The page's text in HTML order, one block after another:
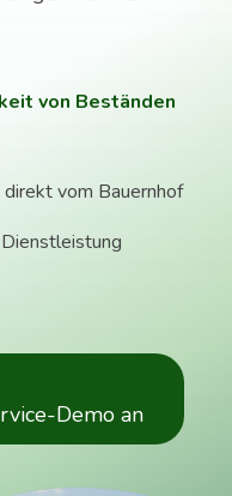
von Beständen
vom Bauernhof
Demo an